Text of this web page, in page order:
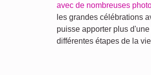
avec de nombreuses
les grandes célébrations
puisse apporter plus
différentes étapes de la